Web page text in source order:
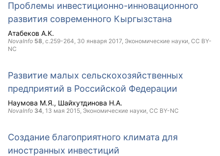
Проблемы инвестиционно-инновационного
развития современного Кыргызстана
Атабеков А.К.
NovaInfo 58, с.259-264, 30 января 2017, Экономические науки, CC BY-
NC
Развитие малых сельскохозяйственных
предприятий в Российской Федерации
Наумова М.Я. Шайхутдинова Н.А.
NovaInfo 34, 13 мая 2015, Экономические науки, CC BY-NC
Создание благоприятного климата для
иностранных инвестиций